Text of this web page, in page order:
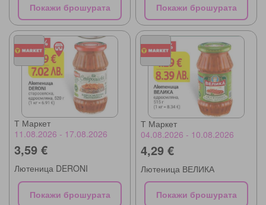
Покажи брошурата Покажи брошурата
Т Маркет
11.08.2026 - 17.08.2026
3,59 €
Лютеница DERONI
Покажи брошурата
Т Маркет
04.08.2026 - 10.08.2026
4,29 €
Лютеница ВЕЛИКА
Покажи брошурата